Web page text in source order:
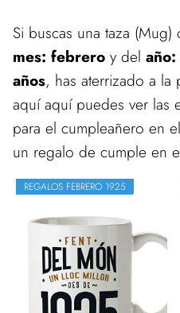
Si buscas una taza
mes: febrero y del
años, has aterrizado a
aquí aquí puedes ver las
para el cumpleañero en
un regalo de cumple en
REGALOS FEBRERO 1925